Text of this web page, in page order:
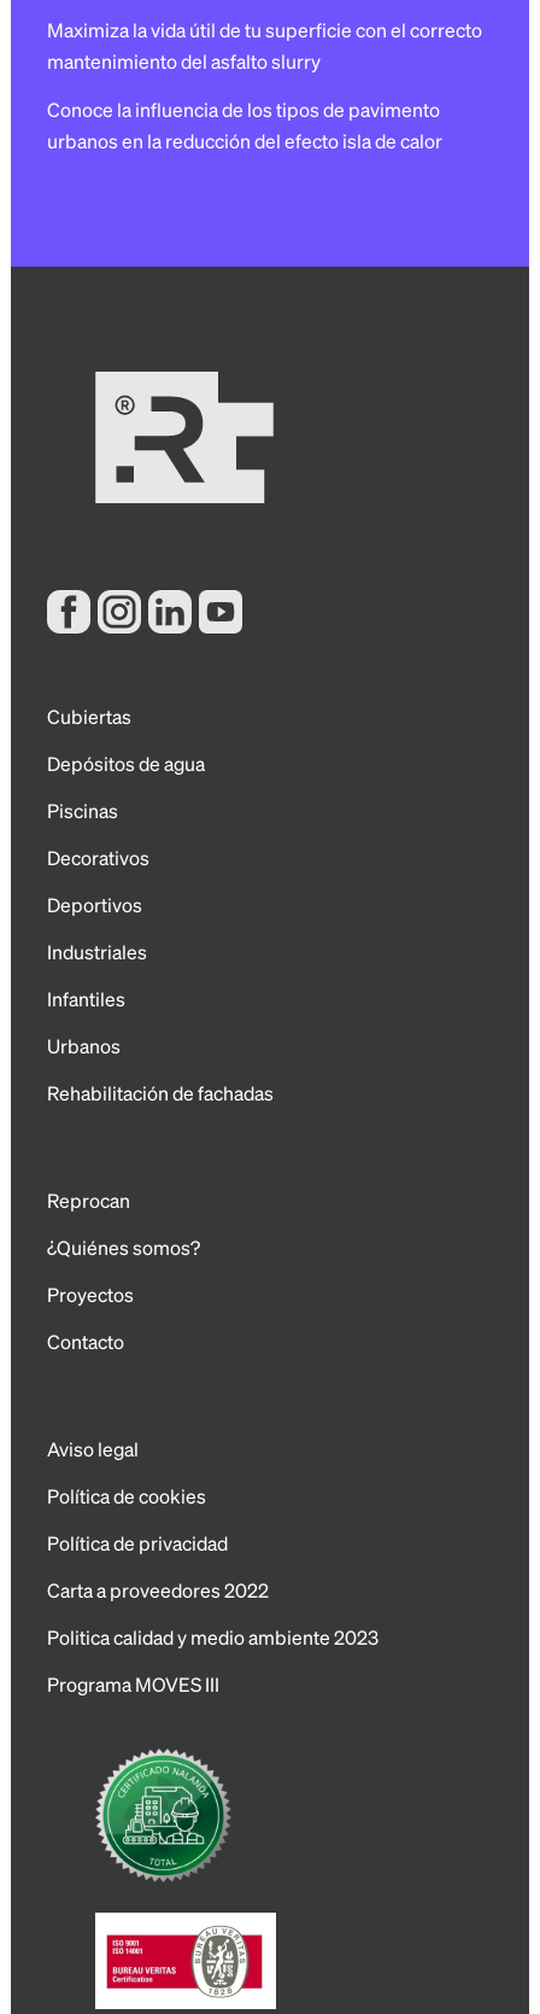
Maximiza la vida útil de tu superficie con el correcto
mantenimiento del asfalto slurry
Conoce la influencia de los tipos de pavimento
urbanos en la reducción del efecto isla de calor
Cubiertas
Depósitos de agua
Piscinas
Decorativos
Deportivos
Industriales
Infantiles
Urbanos
Rehabilitación de fachadas
Reprocan
¿Quiénes somos?
Proyectos
Contacto
Aviso legal
Política de cookies
Política de privacidad
Carta a proveedores 2022
Politica calidad y medio ambiente 2023
Programa MOVES III